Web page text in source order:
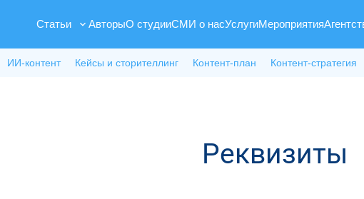
Статьи АвторыО студииСМИ о насУслугиМероприятия
ИИ-контент Кейсы и сторителлинг Контент-план Контент-стратегия
Реквизиты